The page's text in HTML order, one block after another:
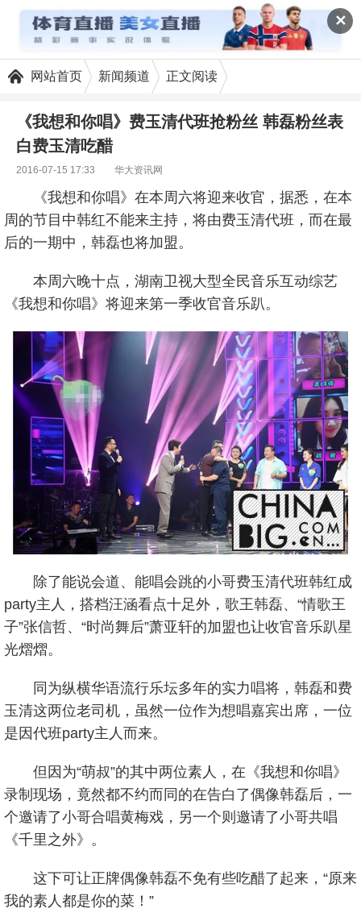
✕
网站首页 新闻频道 正文阅读
《我想和你唱》费玉清代班抢粉丝 韩磊粉丝表
白费玉清吃醋
2016-07-15 17:33 华大资讯网
《我想和你唱》在本周六将迎来收官，据悉，在本
周的节目中韩红不能来主持，将由费玉清代班，而在最
后的一期中，韩磊也将加盟。
本周六晚十点，湖南卫视大型全民音乐互动综艺
《我想和你唱》将迎来第一季收官音乐趴。
除了能说会道、能唱会跳的小哥费玉清代班韩红成
party主人，搭档汪涵看点十足外，歌王韩磊、“情歌王
子”张信哲、“时尚舞后”萧亚轩的加盟也让收官音乐趴星
光熠熠。
同为纵横华语流行乐坛多年的实力唱将，韩磊和费
玉清这两位老司机，虽然一位作为想唱嘉宾出席，一位
是因代班party主人而来。
但因为“萌叔”的其中两位素人，在《我想和你唱》
录制现场，竟然都不约而同的在告白了偶像韩磊后，一
个邀请了小哥合唱黄梅戏，另一个则邀请了小哥共唱
《千里之外》。
这下可让正牌偶像韩磊不免有些吃醋了起来，“原来
我的素人都是你的菜！”